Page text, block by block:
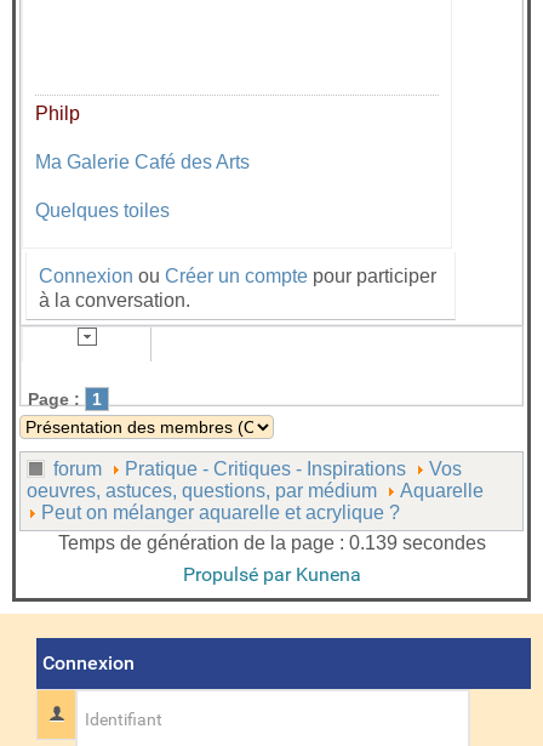
Philp
Ma Galerie Café des Arts
Quelques toiles
Connexion ou Créer un compte pour participer
à la conversation.
Page : 1
forum Pratique - Critiques - Inspirations
Vos
oeuvres, astuces, questions, par médium
Aquarelle
Peut on mélanger aquarelle et acrylique ?
Temps de génération de la page : 0.139 secondes
Propulsé par Kunena
Connexion
Identifiant